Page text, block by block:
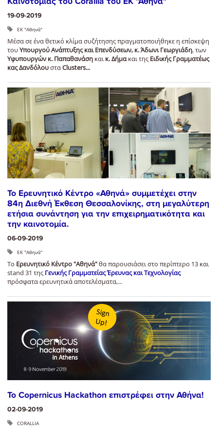
19-09-2019
ΕΚ "Αθηνά"
Μέσα σε ένα θετικό κλίμα συζήτησης πραγματοποιήθηκε η επίσκεψη
τουΥπουργού Ανάπτυξης και Επενδύσεων, κ. Άδωνι Γεωργιάδη, των
Υφυπουργών κ. Παπαθανάση καικ. Δήμακαι της Ειδικής Γραμματέως
κας ΔανδόλουσταClusters...
Το Ερευνητικό Κέντρο «Αθηνά» συμμετέχει στην
84η Διεθνή Έκθεση Θεσσαλονίκης, στη μεγαλύτερη
ετήσια συνάντηση για την επιχειρηματικότητα και
την καινοτομία.
06-09-2019
ΕΚ "Αθηνά"
Το Ερευνητικό Κέντρο "Αθηνά"θα παρουσιάσει στο περίπτερο 13 και
stand 31 της Γενικής Γραμματείας Έρευνας και Τεχνολογίας
πρόσφατα ερευνητικά αποτελέσματα,...
Το Copernicus Hackathon επιστρέφει στην Αθήνα!
02-09-2019
CORALLIA